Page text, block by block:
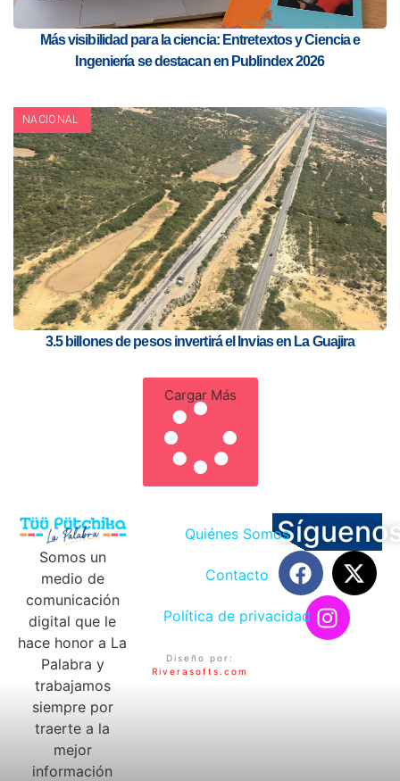
Más visibilidad para la ciencia: Entretextos y Ciencia e
Ingeniería se destacan en Publindex 2026
NACIONAL
3.5 billones de pesos invertirá el Invias en La Guajira
Cargar Más
Somos un
medio de
comunicación
digital que le
hace honor a La
Palabra y
trabajamos
siempre por
traerte a la
mejor
información
Quiénes Somos
Contacto
Política de privacidad
Diseño por:
Riverasofts.com